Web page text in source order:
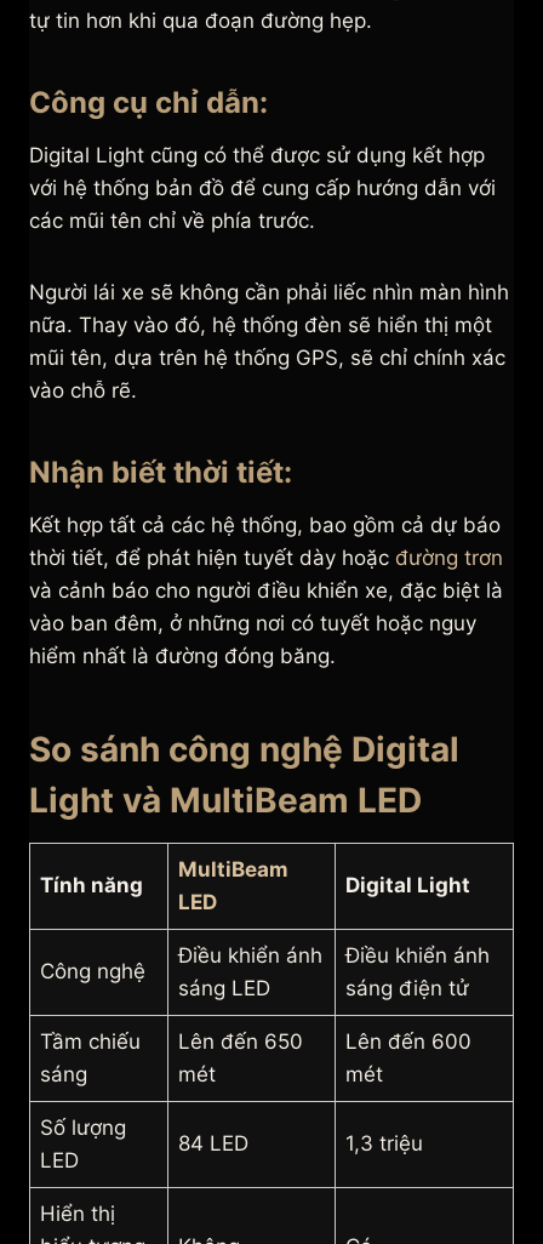
tự tin hơn khi qua đoạn đường hẹp.
Công cụ chỉ dẫn:
Digital Light cũng có thể được sử dụng kết hợp
với hệ thống bản đồ để cung cấp hướng dẫn với
các mũi tên chỉ về phía trước.
Người lái xe sẽ không cần phải liếc nhìn màn hình
nữa. Thay vào đó, hệ thống đèn sẽ hiển thị một
mũi tên, dựa trên hệ thống GPS, sẽ chỉ chính xác
vào chỗ rẽ.
Nhận biết thời tiết:
Kết hợp tất cả các hệ thống, bao gồm cả dự báo
thời tiết, để phát hiện tuyết dày hoặc đường trơn
và cảnh báo cho người điều khiển xe, đặc biệt là
vào ban đêm, ở những nơi có tuyết hoặc nguy
hiểm nhất là đường đóng băng.
So sánh công nghệ Digital
Light và MultiBeam LED
Tính năng
MultiBeam
LED
Digital Light
Công nghệ
Điều khiển ánh
sáng LED
Điều khiển ánh
sáng điện tử
Tầm chiếu
sáng
Lên đến 650
mét
Lên đến 600
mét
Số lượng
LED
84 LED 1,3 triệu
Hiển thị